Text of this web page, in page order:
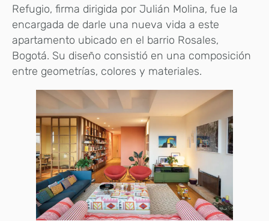
Refugio, firma dirigida por Julián Molina, fue la
encargada de darle una nueva vida a este
apartamento ubicado en el barrio Rosales,
Bogotá. Su diseño consistió en una composición
entre geometrías, colores y materiales.